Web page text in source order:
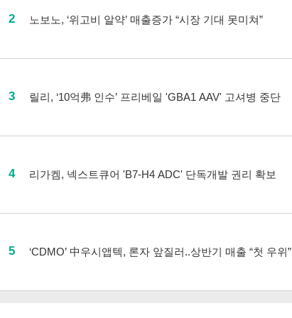
2 노보노, ‘위고비 알약’ 매출증가 “시장 기대 못미쳐”
3 릴리, ‘10억弗 인수’ 프리베일 'GBA1 AAV' 고셔병 중단
4 리가켐, 넥스트큐어 'B7-H4 ADC' 단독개발 권리 확보
5 ‘CDMO’ 中우시앱텍, 론자 앞질러..상반기 매출 “첫 우위”